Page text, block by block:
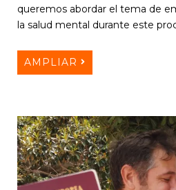
queremos abordar el tema de
la salud mental durante este
AMPLIAR